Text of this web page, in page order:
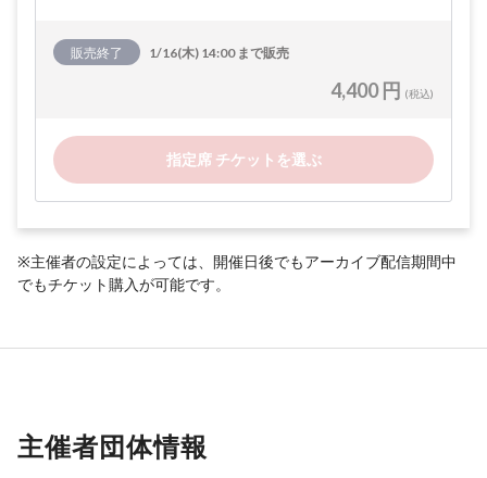
販売終了 1/16(木) 14:00 まで販売
4,400 円 (税込)
指定席 チケットを選ぶ
※主催者の設定によっては、開催日後でもアーカイブ配信期間中
でもチケット購入が可能です。
主催者団体情報